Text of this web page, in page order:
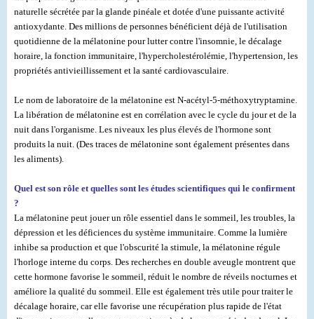
naturelle sécrétée par la glande pinéale et dotée d'une puissante activité
antioxydante. Des millions de personnes bénéficient déjà de l'utilisation
quotidienne de la mélatonine pour lutter contre l'insomnie, le décalage
horaire, la fonction immunitaire, l'hypercholestérolémie, l'hypertension, les
propriétés antivieillissement et la santé cardiovasculaire.
Le nom de laboratoire de la mélatonine est N-acétyl-5-méthoxytryptamine.
La libération de mélatonine est en corrélation avec le cycle du jour et de la
nuit dans l'organisme. Les niveaux les plus élevés de l'hormone sont
produits la nuit. (Des traces de mélatonine sont également présentes dans
les aliments).
Quel est son rôle et quelles sont les études scientifiques qui le confirment
?
La mélatonine peut jouer un rôle essentiel dans le sommeil, les troubles, la
dépression et les déficiences du système immunitaire. Comme la lumière
inhibe sa production et que l'obscurité la stimule, la mélatonine régule
l'horloge interne du corps. Des recherches en double aveugle montrent que
cette hormone favorise le sommeil, réduit le nombre de réveils nocturnes et
améliore la qualité du sommeil. Elle est également très utile pour traiter le
décalage horaire, car elle favorise une récupération plus rapide de l'état